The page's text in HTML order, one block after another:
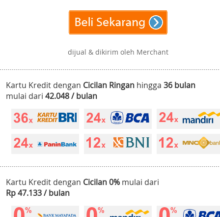
dijual & dikirim oleh Merchant
Kartu Kredit dengan Cicilan Ringan hingga 36 bulan
mulai dari 42.048 / bulan
Kartu Kredit dengan Cicilan 0% mulai dari
Rp 47.133 / bulan